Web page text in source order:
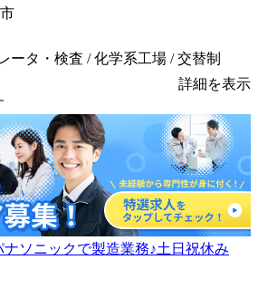
ータ・検査 / 化学系工場 / 交替制
詳細を表示